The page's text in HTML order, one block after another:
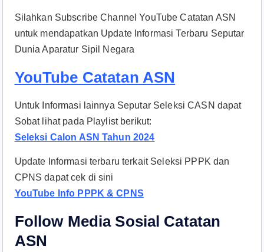
Silahkan Subscribe Channel YouTube Catatan ASN
untuk mendapatkan Update Informasi Terbaru Seputar
Dunia Aparatur Sipil Negara
YouTube Catatan ASN
Untuk Informasi lainnya Seputar Seleksi CASN dapat
Sobat lihat pada Playlist berikut:
Seleksi Calon ASN Tahun 2024
Update Informasi terbaru terkait Seleksi PPPK dan
CPNS dapat cek di sini
YouTube Info PPPK & CPNS
Follow Media Sosial Catatan
ASN